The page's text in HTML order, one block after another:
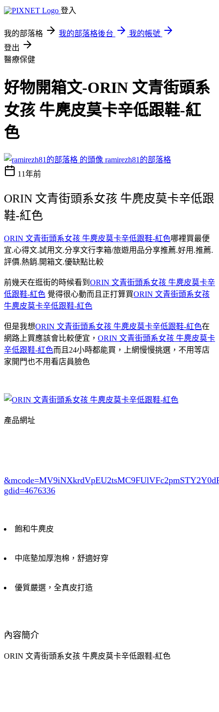
登入
我的部落格 我的部落格後台
我的帳號
登出
醫療保健
好物開箱文-ORIN 文青街頭系
女孩 牛麂皮莫卡辛低跟鞋-紅
色
ramirezh81的部落格
11年前
ORIN 文青街頭系女孩 牛麂皮莫卡辛低跟
鞋-紅色
ORIN 文青街頭系女孩 牛麂皮莫卡辛低跟鞋-紅色哪裡買最便
宜.心得文.試用文.分享文行李箱/旅遊用品分享推薦.好用.推薦.
評價.熱銷.開箱文.優缺點比較
前幾天在逛街的時候看到 ORIN 文青街頭系女孩 牛麂皮莫卡辛
低跟鞋-紅色 覺得很心動而且正打算買ORIN 文青街頭系女孩
牛麂皮莫卡辛低跟鞋-紅色
但是我想ORIN 文青街頭系女孩 牛麂皮莫卡辛低跟鞋-紅色在
網路上買應該會比較便宜， ORIN 文青街頭系女孩 牛麂皮莫卡
辛低跟鞋-紅色而且24小時都能買，上網慢慢挑選，不用等店
家開門也不用看店員臉色
產品網址
gdid=4676336
飽和牛麂皮
中底墊加厚泡棉，舒適好穿
優質嚴選，全真皮打造
內容簡介
ORIN 文青街頭系女孩 牛麂皮莫卡辛低跟鞋-紅色